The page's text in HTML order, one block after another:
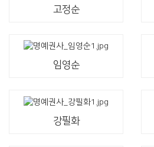
고정순
임영순
강필화